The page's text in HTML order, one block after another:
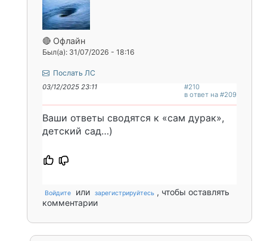
🔴 Офлайн
Был(а): 31/07/2026 - 18:16
Послать ЛС
03/12/2025 23:11
#210
в ответ на #209
Ваши ответы сводятся к «сам дурак»,
детский сад…)
Войдите или зарегистрируйтесь , чтобы оставлять
комментарии